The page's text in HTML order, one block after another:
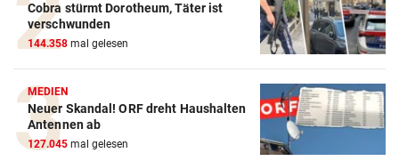
Cobra stürmt Dorotheum, Täter ist
verschwunden
144.358 mal gelesen
MEDIEN
Neuer Skandal! ORF dreht Haushalten
Antennen ab
127.045 mal gelesen